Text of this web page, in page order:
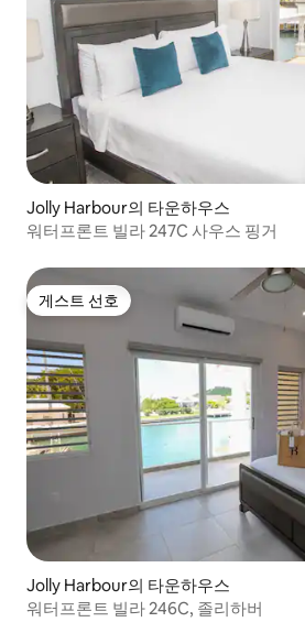
Jolly Harbour의 타운하우스
워터프론트 빌라 247C 사우스 핑거
게스트 선호
게스트 선호
Jolly Harbour의 타운하우스
워터프론트 빌라 246C, 졸리하버